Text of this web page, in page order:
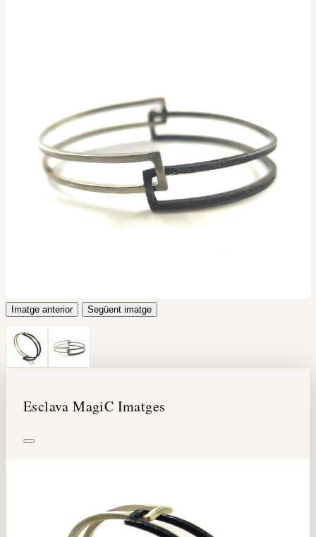
Imatge anterior Següent imatge
Esclava MagiC Imatges